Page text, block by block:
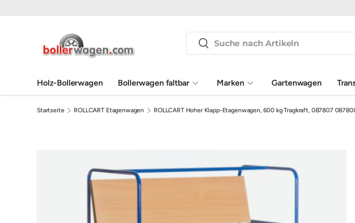
Suchen
Suchen
Holz-Bollerwagen Bollerwagen faltbar Marken Gartenwagen
Startseite ROLLCART Etagenwagen ROLLCART Hoher Klapp-Etagenwagen, 600 kg Tragkraft, 087807